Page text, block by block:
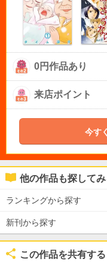
0円作品あり
来店ポイント
今す
他の作品も探してみ
ランキングから探す
新刊から探す
この作品を共有する